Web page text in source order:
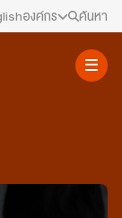
องค์กร
าร
ค้นหา